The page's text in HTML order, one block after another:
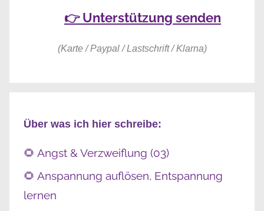
👉 Unterstützung senden
(Karte / Paypal / Lastschrift / Klarna)
Über was ich hier schreibe:
🌻 Angst & Verzweiflung (03)
🌻 Anspannung auflösen, Entspannung
lernen